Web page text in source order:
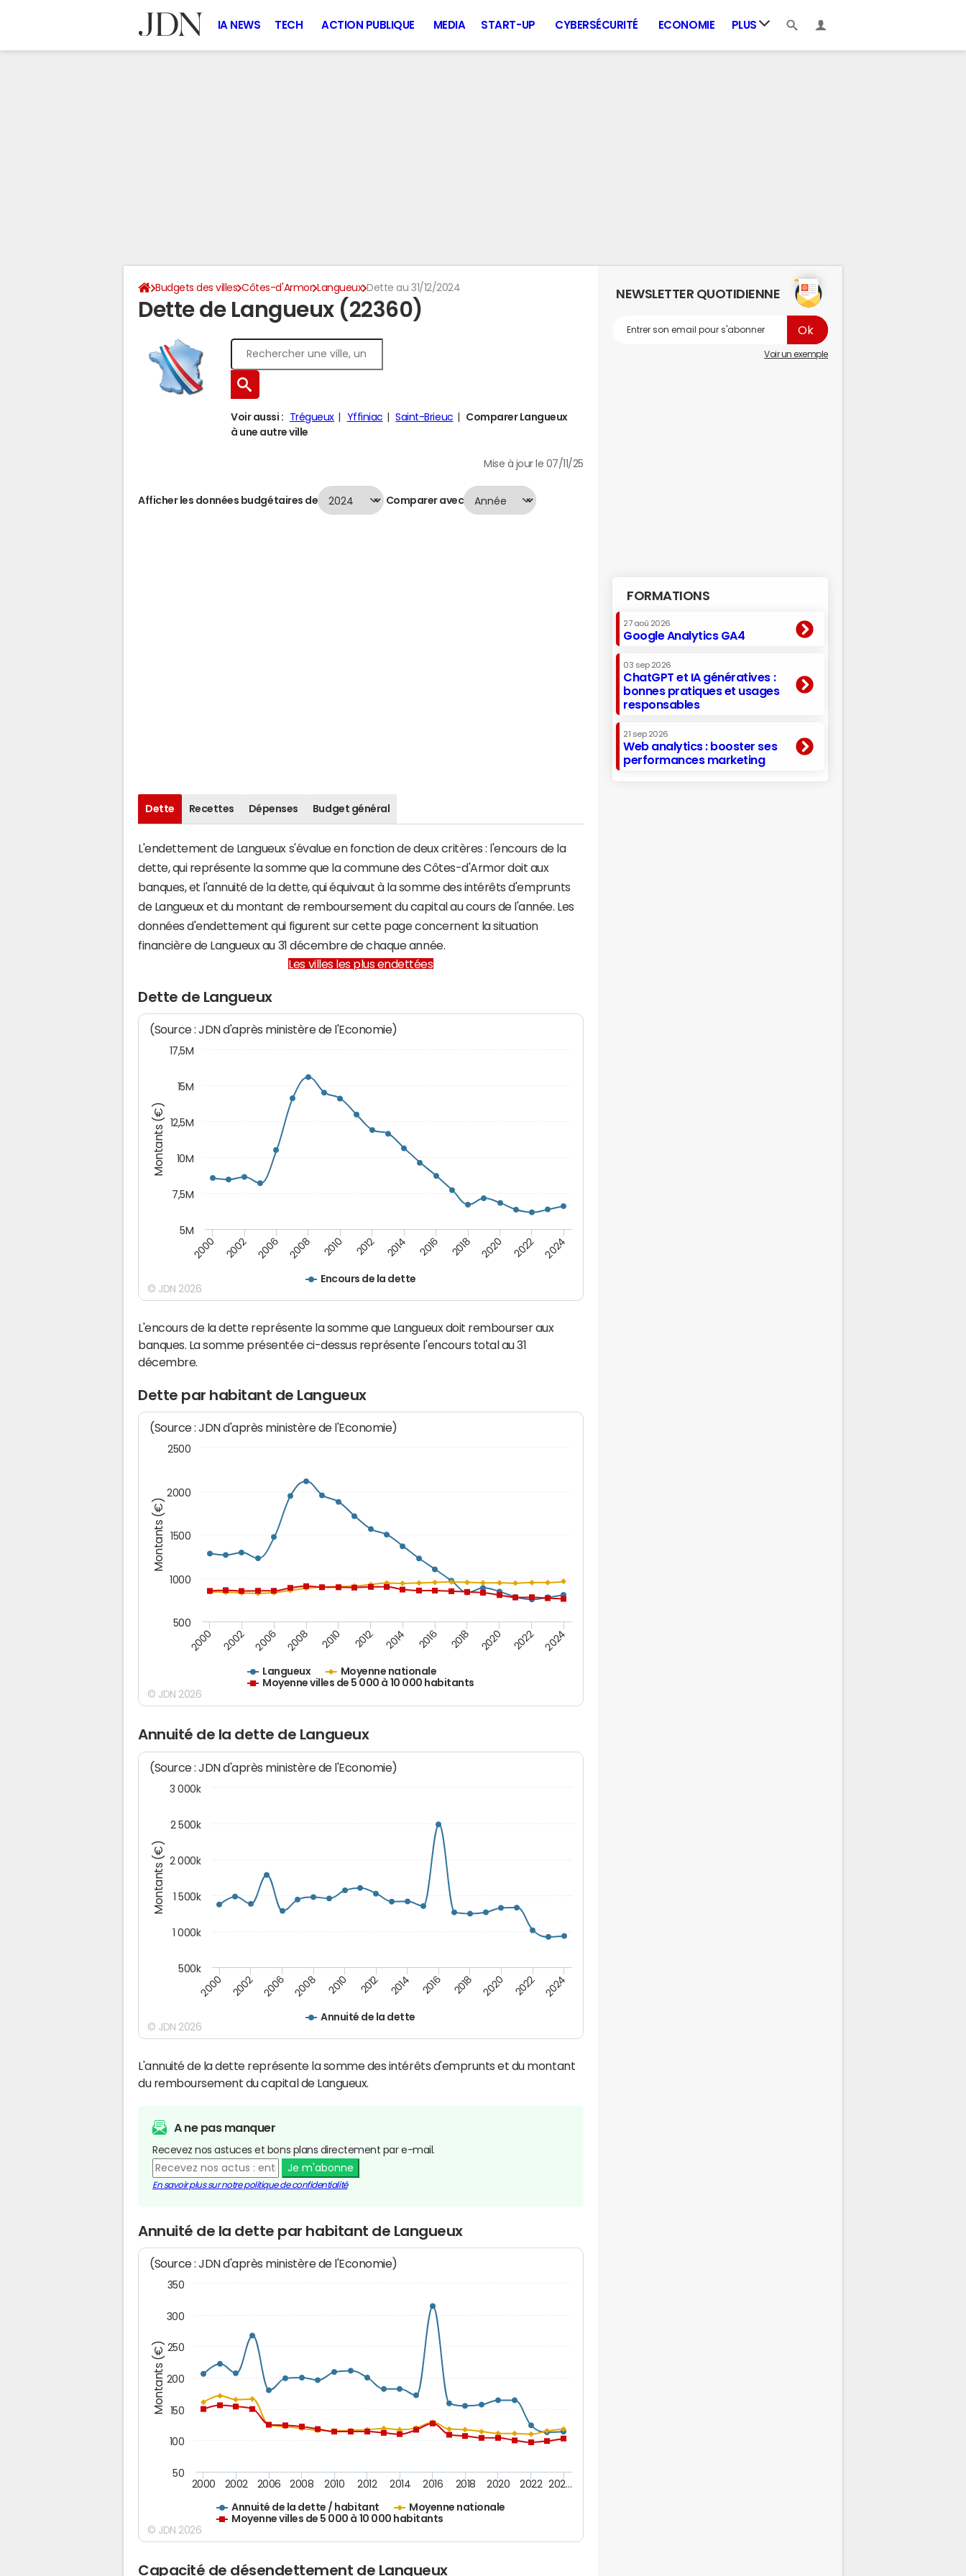
IA NEWS TECH ACTION PUBLIQUE MEDIA START-UP CYBERSÉCURITÉ ECONOMIE PLUS
Budgets des villes Côtes-d'Armor Langueux Dette au 31/12/2024
Dette de Langueux (22360)
Voir aussi : Trégueux Yffiniac Saint-Brieuc
Comparer Langueux
à une autre ville
Mise à jour le 07/11/25
Afficher les données budgétaires de Comparer avec
Dette Recettes Dépenses Budget général
L'endettement de Langueux s'évalue en fonction de deux critères : l'encours de la
dette, qui représente la somme que la commune des Côtes-d'Armor doit aux
banques, et l'annuité de la dette, qui équivaut à la somme des intérêts d'emprunts
de Langueux et du montant de remboursement du capital au cours de l'année. Les
données d'endettement qui figurent sur cette page concernent la situation
financière de Langueux au 31 décembre de chaque année.
Les villes les plus endettées
Dette de Langueux
Montants (€)
(Source : JDN d'après ministère de l'Economie)
Encours de la dette
2000 2002 2006 2008 2010 2012 2014 2016 2018 2020 2022 2024
5M
7,5M
10M
12,5M
15M
17,5M
© JDN 2026
L'encours de la dette représente la somme que Langueux doit rembourser aux
banques. La somme présentée ci-dessus représente l'encours total au 31
décembre.
Dette par habitant de Langueux
Montants (€)
(Source : JDN d'après ministère de l'Economie)
Langueux
Moyenne nationale
Moyenne villes de 5 000 à 10 000 habitants
2000 2002 2006 2008 2010 2012 2014 2016 2018 2020 2022 2024
500
1000
1500
2000
2500
© JDN 2026
Annuité de la dette de Langueux
Montants (€)
(Source : JDN d'après ministère de l'Economie)
Annuité de la dette
2000 2002 2006 2008 2010 2012 2014 2016 2018 2020 2022 2024
500k
1 000k
1 500k
2 000k
2 500k
3 000k
© JDN 2026
L'annuité de la dette représente la somme des intérêts d'emprunts et du montant
du remboursement du capital de Langueux.
A ne pas manquer
Recevez nos astuces et bons plans directement par e-mail.
Je m'abonne
En savoir plus sur notre politique de confidentialité
Annuité de la dette par habitant de Langueux
Montants (€)
(Source : JDN d'après ministère de l'Economie)
Annuité de la dette / habitant
Moyenne nationale
Moyenne villes de 5 000 à 10 000 habitants
2000 2002 2006 2008 2010 2012 2014 2016 2018 2020 2022 202…
50
100
150
200
250
300
350
© JDN 2026
Capacité de désendettement de Langueux
NEWSLETTER QUOTIDIENNE
Voir un exemple
FORMATIONS
27 aoû 2026
Google Analytics GA4
03 sep 2026
ChatGPT et IA génératives :
bonnes pratiques et usages
responsables
21 sep 2026
Web analytics : booster ses
performances marketing